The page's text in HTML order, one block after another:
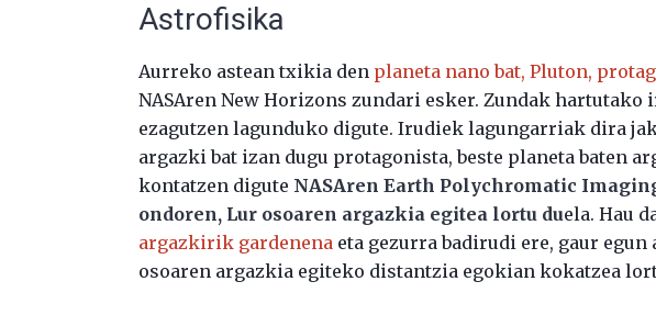
Astrofisika
Aurreko astean txikia den planeta nano bat, Pluton,
NASAren New Horizons zundari esker. Zundak
ezagutzen lagunduko digute. Irudiek lagungarriak dira
argazki bat izan dugu protagonista, beste planeta baten
kontatzen digute NASAren Earth Polychromatic
ondoren, Lur osoaren argazkia egitea lortu duela. Hau
argazkirik gardenena eta gezurra badirudi ere, gaur egun
osoaren argazkia egiteko distantzia egokian kokatzea